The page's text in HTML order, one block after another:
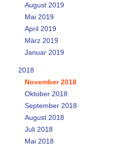
August 2019
Mai 2019
April 2019
März 2019
Januar 2019
2018
November 2018
Oktober 2018
September 2018
August 2018
Juli 2018
Mai 2018